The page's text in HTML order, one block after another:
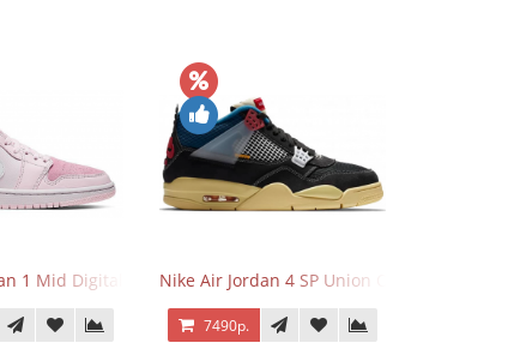
1 Mid Digital PinkNike Air Jordan 4 SP Union Off Noir
7490р.